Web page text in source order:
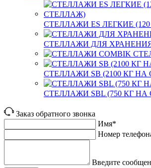
СТЕЛЛАЖИ ES ЛЕГКИЕ
СТЕЛЛАЖИ ДЛЯ
СТЕЛЛАЖИ SB (2100 КГ
СТЕЛЛАЖИ SBL (750 КГ
Заказ обратного звонка
Имя*
Номер
Введите